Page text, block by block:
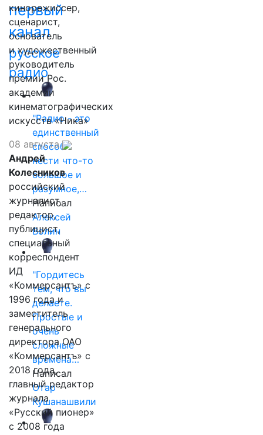
первый
канал
русское
радио
"Радио - это
единственный
способ
нести что-то
большое и
разумное,…
Написал
Алексей
Волин
"Гордитесь
тем, что вы
делаете.
Простые и
очень
сложные
времена…
Написал
Отар
Кушанашвили
кинорежиссер,
сценарист,
основатель
и художественный
руководитель
премии Рос.
академии
кинематографических
искусств «Ника»
08 августа
Андрей
Колесников
российский
журналист,
редактор,
публицист,
специальный
корреспондент
ИД
«Коммерсантъ» с
1996 года и
заместитель
генерального
директора ОАО
«Коммерсантъ» с
2018 года,
главный редактор
журнала
«Русский пионер»
с 2008 года